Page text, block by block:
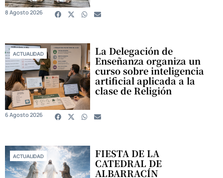
8 Agosto 2026
ACTUALIDAD La Delegación de
Enseñanza organiza un
curso sobre inteligencia
artificial aplicada a la
clase de Religión
6 Agosto 2026
ACTUALIDAD FIESTA DE LA
CATEDRAL DE
ALBARRACÍN